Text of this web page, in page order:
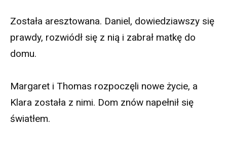
Została aresztowana. Daniel, dowiedziawszy się
prawdy, rozwiódł się z nią i zabrał matkę do
domu.
Margaret i Thomas rozpoczęli nowe życie, a
Klara została z nimi. Dom znów napełnił się
światłem.